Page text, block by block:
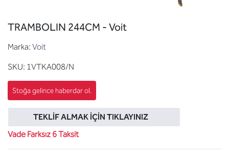
TRAMBOLIN 244CM - Voit
Marka: Voit
SKU: 1VTKA008/N
TEKLIF ALMAK İÇIN TIKLAYINIZ
Vade Farksız 6 Taksit